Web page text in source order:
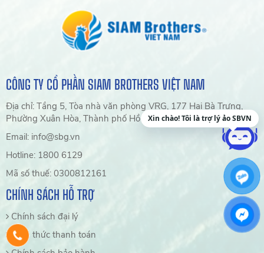
CÔNG TY CỔ PHẦN SIAM BROTHERS VIỆT NAM
Địa chỉ: Tầng 5, Tòa nhà văn phòng VRG, 177 Hai Bà Trưng,
Phường Xuân Hòa, Thành phố Hồ Chí Minh, Việt Nam
Email: info@sbg.vn
Hotline: 1800 6129
Mã số thuế: 0300812161
CHÍNH SÁCH HỖ TRỢ
Chính sách đại lý
Hình thức thanh toán
Xin chào! Tôi là trợ lý ảo SBVN